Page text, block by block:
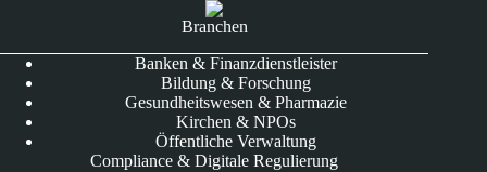
Branchen
Banken & Finanzdienstleister
Bildung & Forschung
Gesundheitswesen & Pharmazie
Kirchen & NPOs
Öffentliche Verwaltung
Compliance & Digitale Regulierung